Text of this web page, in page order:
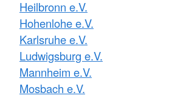
Heilbronn e.V.
Hohenlohe e.V.
Karlsruhe e.V.
Ludwigsburg e.V.
Mannheim e.V.
Mosbach e.V.